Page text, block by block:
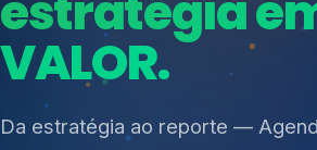
Consultoria, auditoria e
ISO 27701, ISO 42001, ISO 37001,
14001, ISO 45001, ONA e PNQ —
resíduos sólidos (PGRS/PMGRS).
Mudanças Climáticas
Reputação e Cadeia
Reporte Regulatório